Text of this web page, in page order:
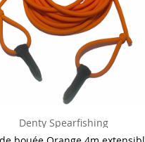
Denty Spearfishing